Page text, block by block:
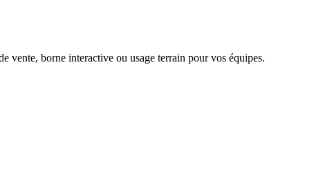
vente, borne interactive ou usage terrain pour vos équipes.